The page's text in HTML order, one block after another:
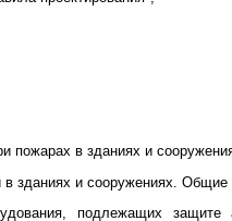
пожарах в зданиях и
и сооружениях. Общие
подлежащих защите